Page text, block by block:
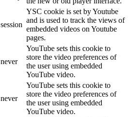
session
YSC cookie is set by Youtube
and is used to track the views of
embedded videos on Youtube
pages.
never
YouTube sets this cookie to
store the video preferences of
the user using embedded
YouTube video.
never
YouTube sets this cookie to
store the video preferences of
the user using embedded
YouTube video.